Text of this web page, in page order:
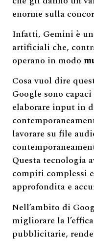
enorme sulla
Infatti, Gemini è
artificiali che,
operano in modo
Cosa vuol dire
Google sono
elaborare input in
lavorare su file
Questa tecnologia
compiti complessi
approfondita e
Nell’ambito di
migliorare la
pubblicitarie,